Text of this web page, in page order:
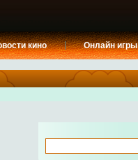
кино Онлайн игры